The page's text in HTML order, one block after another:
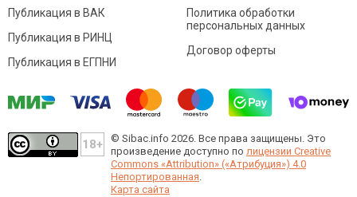
Публикация в ВАК
Публикация в РИНЦ
Публикация в ЕГПНИ
Политика обработки
персональных данных
Договор оферты
© Sibac.info 2026. Все права защищены. Это
произведение доступно по лицензии Creative
Commons «Attribution» («Атрибуция») 4.0
Непортированная.
Карта сайта